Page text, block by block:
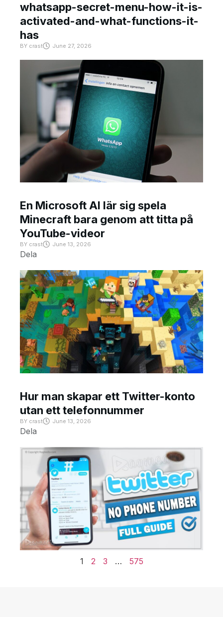
whatsapp-secret-menu-how-it-is-
activated-and-what-functions-it-
has
BY crast June 27, 2026
En Microsoft AI lär sig spela
Minecraft bara genom att titta på
YouTube-videor
BY crast June 13, 2026
Dela
Hur man skapar ett Twitter-konto
utan ett telefonnummer
BY crast June 13, 2026
Dela
1 2 3 … 575